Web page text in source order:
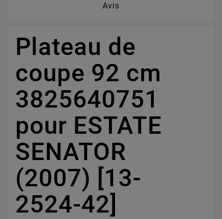
Avis
Plateau de
coupe 92 cm
3825640751
pour ESTATE
SENATOR
(2007) [13-
2524-42]